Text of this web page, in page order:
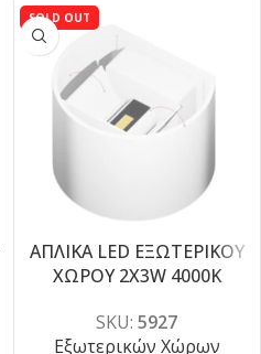
SOLD OUT
ΑΠΛΙΚΑ LED ΕΞΩΤΕΡΙΚΟΥ
ΧΩΡΟΥ 2X3W 4000K
SKU: 5927
Εξωτερικών Χώρων